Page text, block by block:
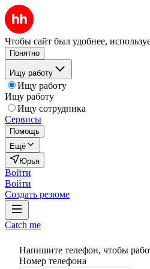
Чтобы сайт был удобнее,
Понятно
Ищу работу
Ищу работу
Ищу работу
Ищу сотрудника
Сервисы
Помощь
Ещё
Юрья
Войти
Войти
Создать резюме
Catch me
Напишите телефон, чтобы
Номер телефона